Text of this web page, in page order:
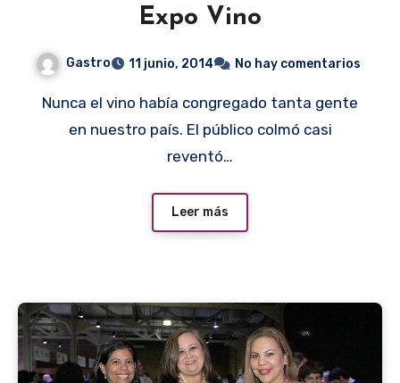
Expo Vino
Gastro 11 junio, 2014 No hay comentarios
Nunca el vino había congregado tanta gente
en nuestro país. El público colmó casi
reventó…
Leer más